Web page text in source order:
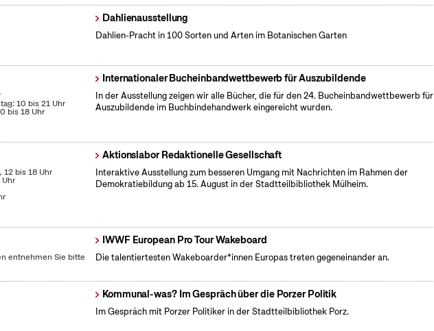
Dahlienausstellung
Dahlien-Pracht in 100 Sorten und Arten im Botanischen Garten
10 bis 21 Uhr
bis 18 Uhr
Internationaler Bucheinbandwettbewerb für Auszubildende
In der Ausstellung zeigen wir alle Bücher, die für den 24. Bucheinbandwettbewerb für
Auszubildende im Buchbindehandwerk eingereicht wurden.
12 bis 18 Uhr
Uhr
Aktionslabor Redaktionelle Gesellschaft
Interaktive Ausstellung zum besseren Umgang mit Nachrichten im Rahmen der
Demokratiebildung ab 15. August in der Stadtteilbibliothek Mülheim.
entnehmen Sie bitte
IWWF European Pro Tour Wakeboard
Die talentiertesten Wakeboarder*innen Europas treten gegeneinander an.
Kommunal-was? Im Gespräch über die Porzer Politik
Im Gespräch mit Porzer Politiker in der Stadtteilbibliothek Porz.